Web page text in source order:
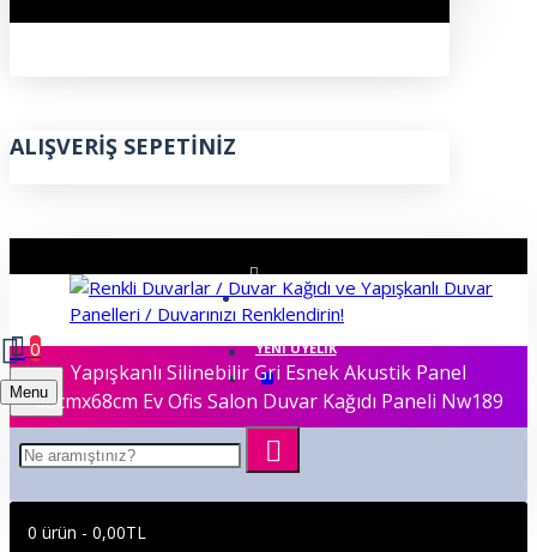
ALIŞVERIŞ SEPETINIZ
ÜYE GIRIŞI
YENI ÜYELIK
Menu
0
0 ürün - 0,00TL
Yapışkanlı Silinebilir Gri Esnek Akustik Panel
68cmx68cm Ev Ofis Salon Duvar Kağıdı Paneli Nw189